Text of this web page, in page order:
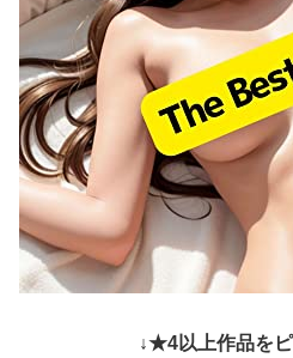
↓★4以上作品を